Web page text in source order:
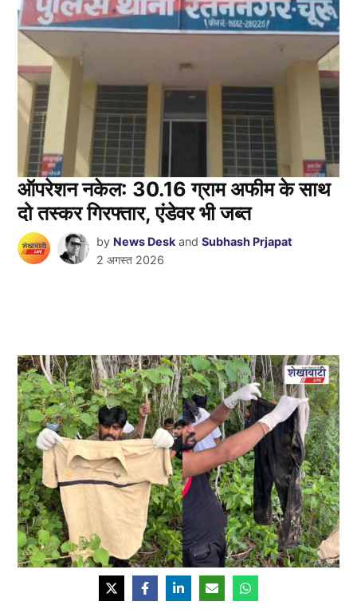
ऑपरेशन नकेल: 30.16 ग्राम अफीम के साथ
दो तस्कर गिरफ्तार, एंडेवर भी जब्त
by News Desk andSubhash Prjapat
2 अगस्त 2026